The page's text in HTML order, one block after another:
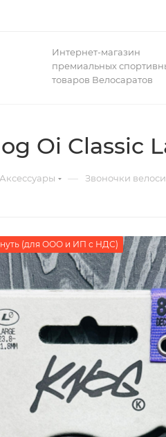
Интернет-магазин
премиальных
товаров Велосаратов
Oi Classic
Аксессуары — Звоночки
(для ООО и ИП с НДС)